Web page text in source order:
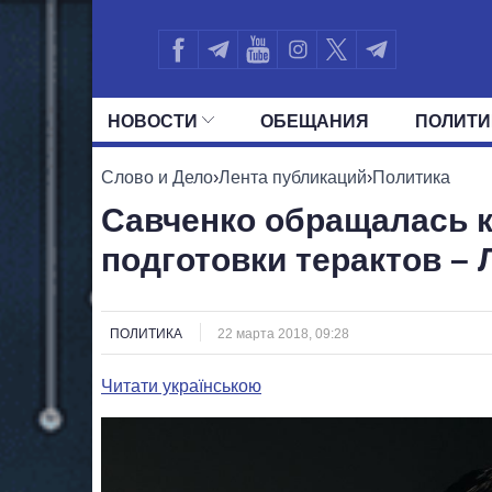
НОВОСТИ ОБЕЩАНИЯ
ВСЕ ПОЛИТИКИ ПРЕЗИДЕНТ И
Слово и Дело›Лента публикаций›Политика
Савченко обращалась
подготовки терактов –
ПОЛИТИКА 22 марта 2018, 09:28
Читати українською